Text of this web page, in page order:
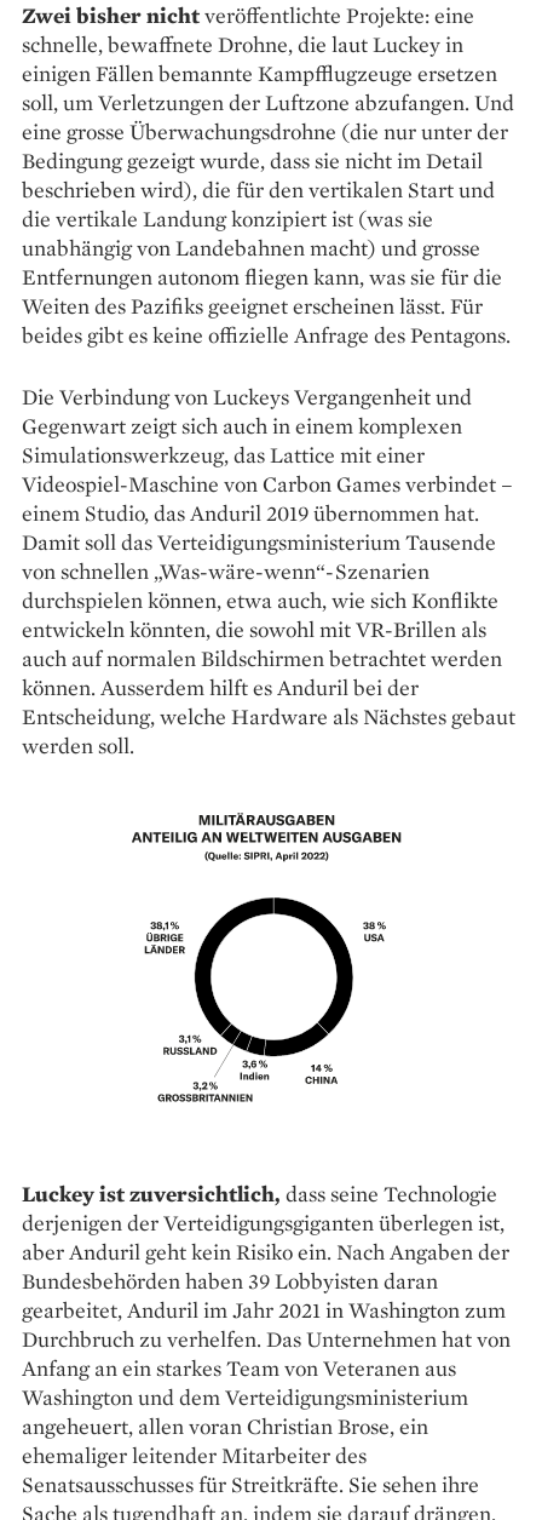
Zwei bisher nichtveröffentlichte Projekte: eine
schnelle, bewaffnete Drohne, die laut Luckey in
einigen Fällen bemannte Kampfflugzeuge ersetzen
soll, um Verletzungen der Luftzone abzufangen. Und
eine grosse Überwachungsdrohne (die nur unter der
Bedingung gezeigt wurde, dass sie nicht im Detail
beschrieben wird), die für den vertikalen Start und
die vertikale Landung konzipiert ist (was sie
unabhängig von Landebahnen macht) und grosse
Entfernungen autonom fliegen kann, was sie für die
Weiten des Pazifiks geeignet erscheinen lässt. Für
beides gibt es keine offizielle Anfrage des Pentagons.
Die Verbindung von Luckeys Vergangenheit und
Gegenwart zeigt sich auch in einem komplexen
Simulationswerkzeug, das Lattice mit einer
Videospiel-Maschine von Carbon Games verbindet –
einem Studio, das Anduril 2019 übernommen hat.
Damit soll das Verteidigungsministerium Tausende
von schnellen „Was-wäre-wenn“-Szenarien
durchspielen können, etwa auch, wie sich Konflikte
entwickeln könnten, die sowohl mit VR-Brillen als
auch auf normalen Bildschirmen betrachtet werden
können. Ausserdem hilft es Anduril bei der
Entscheidung, welche Hardware als Nächstes gebaut
werden soll.
Luckey ist zuversichtlich, dass seine Technologie
derjenigen der Verteidigungsgiganten überlegen ist,
aber Anduril geht kein Risiko ein. Nach Angaben der
Bundesbehörden haben 39 Lobbyisten daran
gearbeitet, Anduril im Jahr 2021 in Washington zum
Durchbruch zu verhelfen. Das Unternehmen hat von
Anfang an ein starkes Team von Veteranen aus
Washington und dem Verteidigungsministerium
angeheuert, allen voran Christian Brose, ein
ehemaliger leitender Mitarbeiter des
Senatsausschusses für Streitkräfte. Sie sehen ihre
Sache als tugendhaft an, indem sie darauf drängen,